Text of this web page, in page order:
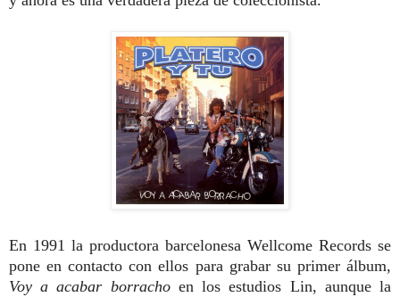
En 1991 la productora barcelonesa Wellcome Records se
pone en contacto con ellos para grabar su primer álbum,
Voy a acabar borracho en los estudios Lin, aunque la